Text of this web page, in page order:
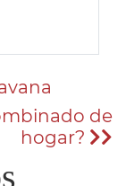
de
hogar?